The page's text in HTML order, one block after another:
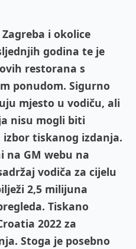
i okolice
godina te je
restorana s
ponudom. Sigurno
mjesto u vodiču, ali
nisu mogli biti
tiskanog izdanja.
na GM webu na
vodiča za cijelu
2,5 milijuna
Tiskano
2022 za
Stoga je posebno